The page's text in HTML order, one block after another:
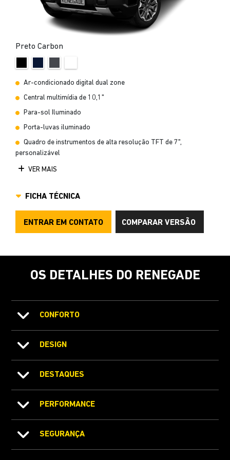
Preto Carbon
Ar-condicionado digital dual zone
Central multimídia de 10,1"
Para-sol Iluminado
Porta-luvas iluminado
Quadro de instrumentos de alta resolução TFT de 7",
personalizável
VER MAIS
FICHA TÉCNICA
ENTRAR EM CONTATO COMPARAR VERSÃO
OS DETALHES DO RENEGADE
CONFORTO
DESIGN
DESTAQUES
PERFORMANCE
SEGURANÇA